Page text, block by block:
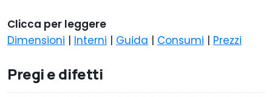
Clicca per leggere
Dimensioni | Interni | Guida | Consumi | Prezzi
Pregi e difetti